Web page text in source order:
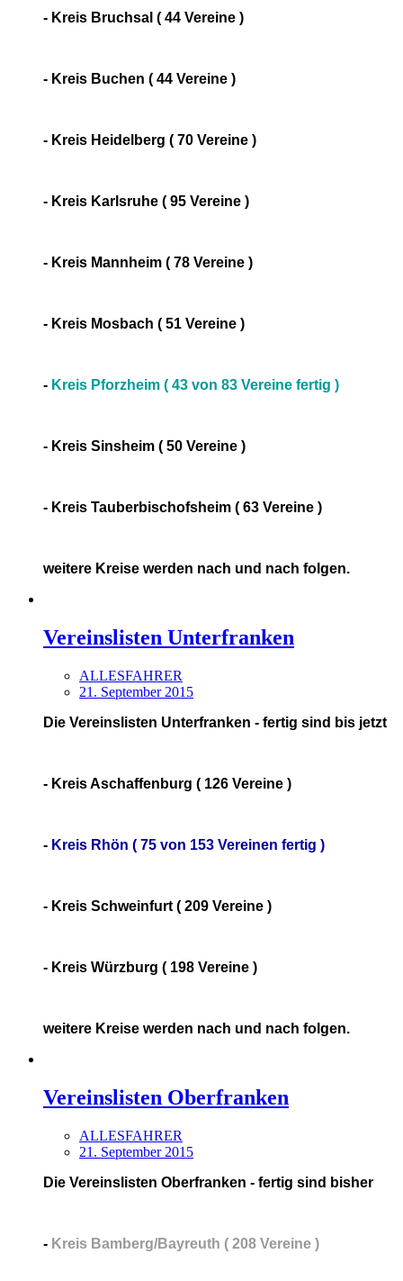
- Kreis Bruchsal ( 44 Vereine )
- Kreis Buchen ( 44 Vereine )
- Kreis Heidelberg ( 70 Vereine )
- Kreis Karlsruhe ( 95 Vereine )
- Kreis Mannheim ( 78 Vereine )
- Kreis Mosbach ( 51 Vereine )
- Kreis Pforzheim ( 43 von 83 Vereine fertig )
- Kreis Sinsheim ( 50 Vereine )
- Kreis Tauberbischofsheim ( 63 Vereine )
weitere Kreise werden nach und nach folgen.
Vereinslisten Unterfranken
ALLESFAHRER
21. September 2015
Die Vereinslisten Unterfranken - fertig sind bis jetzt
- Kreis Aschaffenburg ( 126 Vereine )
- Kreis Rhön ( 75 von 153 Vereinen fertig )
- Kreis Schweinfurt ( 209 Vereine )
- Kreis Würzburg ( 198 Vereine )
weitere Kreise werden nach und nach folgen.
Vereinslisten Oberfranken
ALLESFAHRER
21. September 2015
Die Vereinslisten Oberfranken - fertig sind bisher
- Kreis Bamberg/Bayreuth ( 208 Vereine )